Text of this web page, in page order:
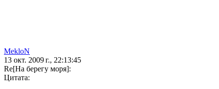
MekloN
13 окт. 2009 г., 22:13:45
Re[На берегу моря]:
Цитата: